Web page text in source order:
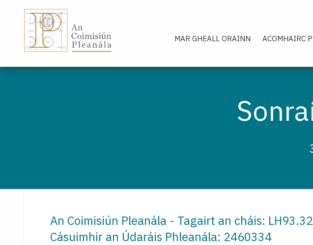
MAR GHEALL ORAINN ACOMHAIRC
An Coimisiún Pleanála - Tagairt an cháis:
Cásuimhir an Údaráis Phleanála: 2460334